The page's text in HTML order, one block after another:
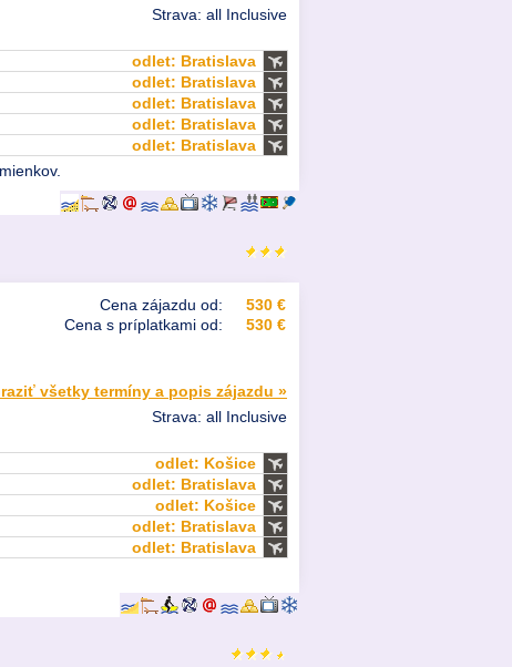
Strava: all Inclusive
odlet: Bratislava
odlet: Bratislava
odlet: Bratislava
odlet: Bratislava
odlet: Bratislava
Cena zájazdu od:
530 €
Cena s príplatkami od:
530 €
všetky termíny a popis zájazdu »
Strava: all Inclusive
odlet: Košice
odlet: Bratislava
odlet: Košice
odlet: Bratislava
odlet: Bratislava